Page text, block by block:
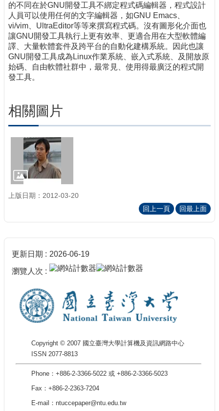
的不同在於GNU開發工具不綁定程式碼編輯器，程式設計
人員可以使用任何的文字編輯器，如GNU Emacs、
vi/vim、UltraEditor等等來撰寫程式碼。沒有圖形化介面也
讓GNU開發工具執行上更有效率、更適合用在大型軟體編
譯、大量軟體套件及跨平台的自動化建構系統。因此也讓
GNU開發工具成為Linux作業系統、嵌入式系統、及開放原
始碼、自由軟體社群中，最常見、使用得最廣泛的程式開
發工具。
相關圖片
上版日期：2012-03-20
回上一頁
回最上面
更新日期 2026-06-19
瀏覽人次
Copyright © 2007 國立臺灣大學計算機及資訊網路中心
ISSN 2077-8813
Phone：+886-2-3366-5022 或 +886-2-3366-5023
Fax：+886-2-2363-7204
E-mail：ntuccepaper@ntu.edu.tw